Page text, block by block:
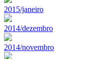
2015/janeiro
2014/dezembro
2014/novembro